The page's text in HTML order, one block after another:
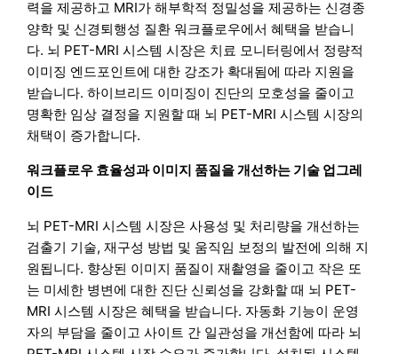
력을 제공하고 MRI가 해부학적 정밀성을 제공하는 신경종
양학 및 신경퇴행성 질환 워크플로우에서 혜택을 받습니
다. 뇌 PET-MRI 시스템 시장은 치료 모니터링에서 정량적
이미징 엔드포인트에 대한 강조가 확대됨에 따라 지원을
받습니다. 하이브리드 이미징이 진단의 모호성을 줄이고
명확한 임상 결정을 지원할 때 뇌 PET-MRI 시스템 시장의
채택이 증가합니다.
워크플로우 효율성과 이미지 품질을 개선하는 기술 업그레
이드
뇌 PET-MRI 시스템 시장은 사용성 및 처리량을 개선하는
검출기 기술, 재구성 방법 및 움직임 보정의 발전에 의해 지
원됩니다. 향상된 이미지 품질이 재촬영을 줄이고 작은 또
는 미세한 병변에 대한 진단 신뢰성을 강화할 때 뇌 PET-
MRI 시스템 시장은 혜택을 받습니다. 자동화 기능이 운영
자의 부담을 줄이고 사이트 간 일관성을 개선함에 따라 뇌